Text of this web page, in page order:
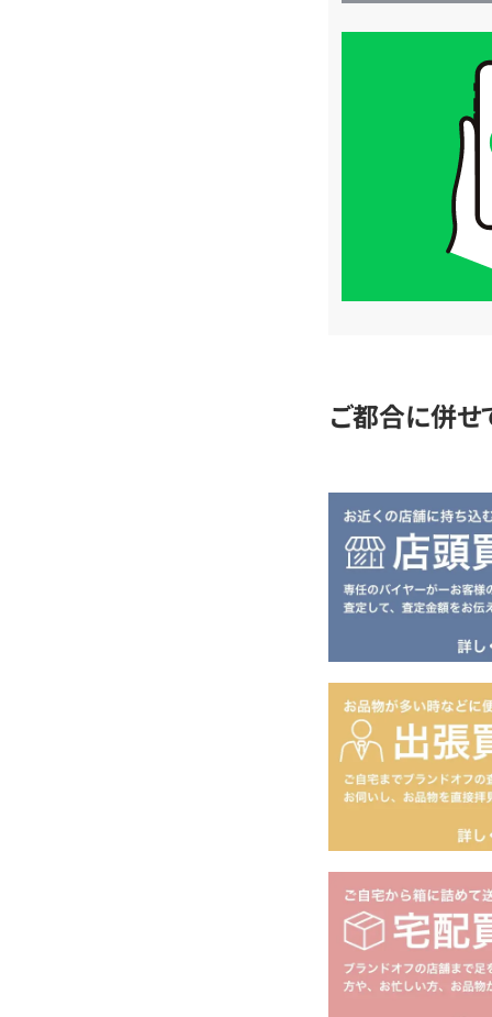
ご都合に併せ